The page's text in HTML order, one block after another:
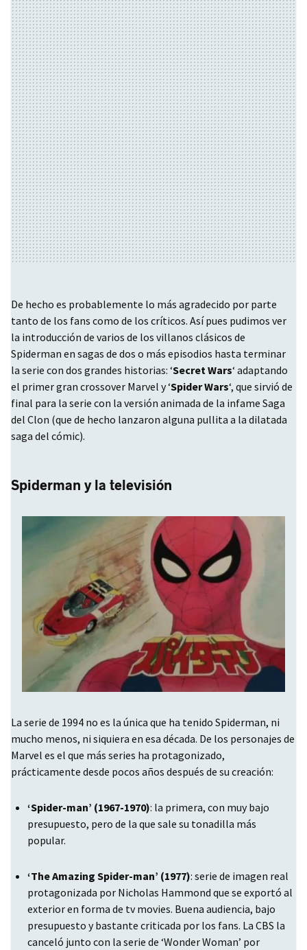
De hecho es probablemente lo más agradecido por parte
tanto de los fans como de los críticos. Así pues pudimos ver
la introducción de varios de los villanos clásicos de
Spiderman en sagas de dos o más episodios hasta terminar
la serie con dos grandes historias: ‘Secret Wars‘ adaptando
el primer gran crossover Marvel y ‘Spider Wars‘, que sirvió de
final para la serie con la versión animada de la infame Saga
del Clon (que de hecho lanzaron alguna pullita a la dilatada
saga del cómic).
Spiderman y la televisión
La serie de 1994 no es la única que ha tenido Spiderman, ni
mucho menos, ni siquiera en esa década. De los personajes de
Marvel es el que más series ha protagonizado,
prácticamente desde pocos años después de su creación:
‘Spider-man’ (1967-1970): la primera, con muy bajo
presupuesto, pero de la que sale su tonadilla más
popular.
‘The Amazing Spider-man’ (1977): serie de imagen real
protagonizada por Nicholas Hammond que se exportó al
exterior en forma de tv movies. Buena audiencia, bajo
presupuesto y bastante criticada por los fans. La CBS la
canceló junto con la serie de ‘Wonder Woman’ por